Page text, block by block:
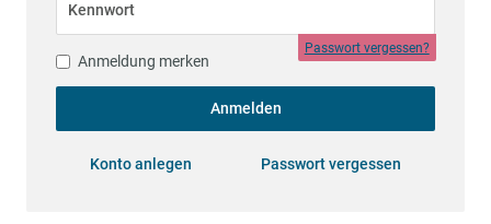
Kennwort
Passwort vergessen?
Anmeldung merken
Anmelden
Konto anlegen Passwort vergessen